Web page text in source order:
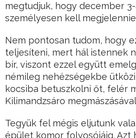
megtudjuk, hogy december
személyesen kell
Nem pontosan tudom, hogy
teljesíteni, mert hál istennek
bír, viszont ezzel együtt
némileg nehézségekbe
kocsiba betuszkolni őt, felér
Kilimandzsáro
Tegyük fel mégis eljutunk
épület komor folyosójáig. Azt